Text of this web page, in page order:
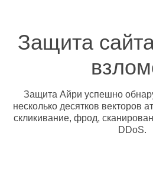
Защита
Защита Айри успешно
несколько десятков векторов
скликивание, фрод,
DDoS.